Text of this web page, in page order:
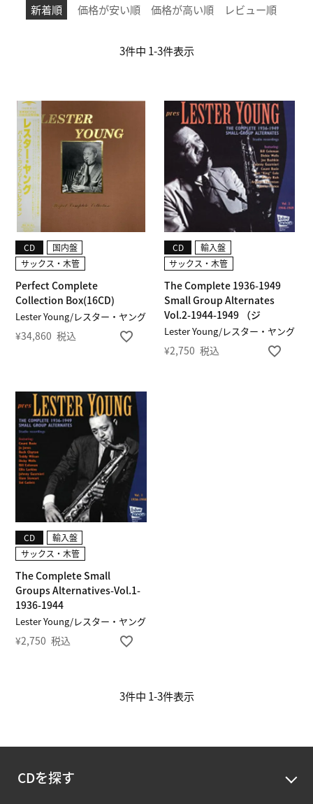
新着順 価格が安い順 価格が高い順 レビュー順
3件中 1-3件表示
Lester Young/レスター・ヤング
Perfect Complete
Collection Box(16CD)
CD
国内盤
サックス・木管
¥34,860 税込 Lester Young/レスター・ヤング
The Complete 1936-1949
Small Group Alternates
Vol.2-1944-1949 （ジ
CD
輸入盤
サックス・木管
¥2,750 税込
Lester Young/レスター・ヤング
The Complete Small
Groups Alternatives-Vol.1-
1936-1944
CD
輸入盤
サックス・木管
¥2,750 税込
3件中 1-3件表示
CDを探す